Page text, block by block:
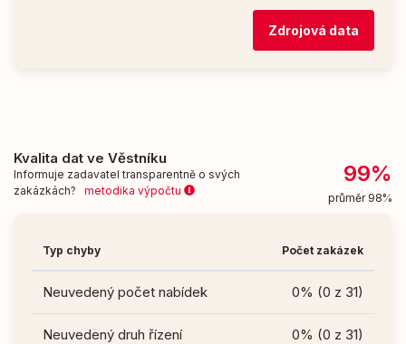
Zdrojová data
Kvalita dat ve Věstníku
Informuje zadavatel transparentně o svých
zakázkách? metodika výpočtu
99%
průměr 98%
Typ chyby Počet zakázek
Neuvedený počet nabídek 0% (0 z 31)
Neuvedený druh řízení 0% (0 z 31)